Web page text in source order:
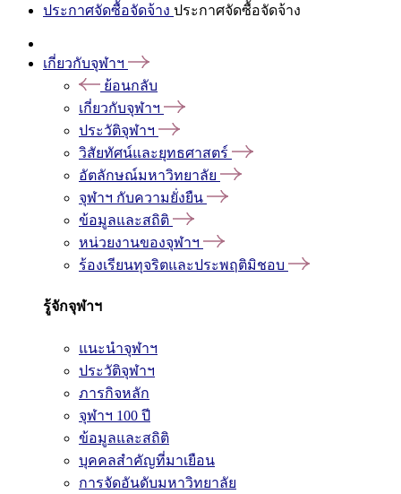
ประกาศจัดซื้อจัดจ้าง ประกาศจัดซื้อจัดจ้าง
เกี่ยวกับจุฬาฯ
ย้อนกลับ
เกี่ยวกับจุฬาฯ
ประวัติจุฬาฯ
วิสัยทัศน์และยุทธศาสตร์
อัตลักษณ์มหาวิทยาลัย
จุฬาฯ กับความยั่งยืน
ข้อมูลและสถิติ
หน่วยงานของจุฬาฯ
ร้องเรียนทุจริตและประพฤติมิชอบ
รู้จักจุฬาฯ
แนะนำจุฬาฯ
ประวัติจุฬาฯ
ภารกิจหลัก
จุฬาฯ 100 ปี
ข้อมูลและสถิติ
บุคคลสำคัญที่มาเยือน
การจัดอันดับมหาวิทยาลัย